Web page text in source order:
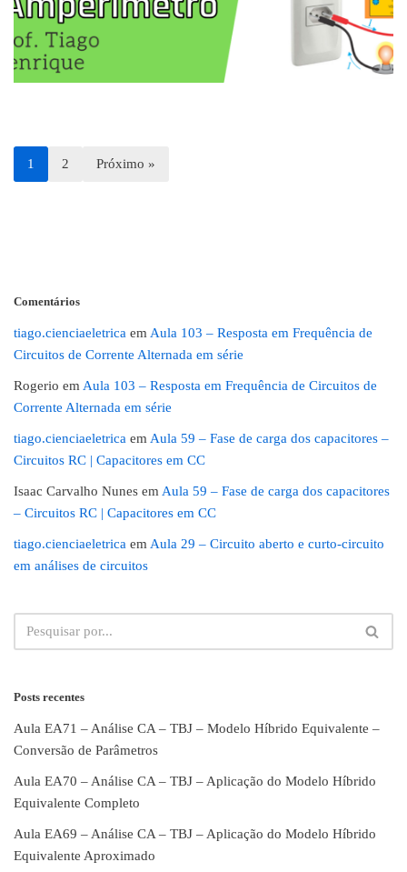
1 2 Próximo »
Comentários
tiago.cienciaeletrica em Aula 103 – Resposta em Frequência de
Circuitos de Corrente Alternada em série
Rogerio em Aula 103 – Resposta em Frequência de Circuitos de
Corrente Alternada em série
tiago.cienciaeletrica em Aula 59 – Fase de carga dos capacitores –
Circuitos RC | Capacitores em CC
Isaac Carvalho Nunes em Aula 59 – Fase de carga dos capacitores
– Circuitos RC | Capacitores em CC
tiago.cienciaeletrica em Aula 29 – Circuito aberto e curto-circuito
em análises de circuitos
Posts recentes
Aula EA71 – Análise CA – TBJ – Modelo Híbrido Equivalente –
Conversão de Parâmetros
Aula EA70 – Análise CA – TBJ – Aplicação do Modelo Híbrido
Equivalente Completo
Aula EA69 – Análise CA – TBJ – Aplicação do Modelo Híbrido
Equivalente Aproximado